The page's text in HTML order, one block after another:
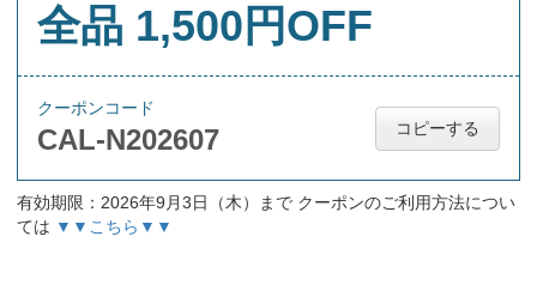
全品 1,500円OFF
クーポンコード
CAL-N202607 コピーする
有効期限：2026年9月3日（木）まで クーポンのご利用方法につい
ては ▼▼こちら▼▼